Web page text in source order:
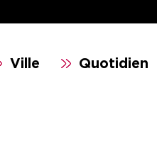
Ville Quotidien